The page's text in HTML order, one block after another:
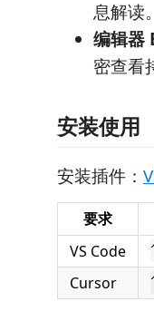
息解读。
编辑器
密查看
安装使用
安装插件：
要求
VS Code
Cursor